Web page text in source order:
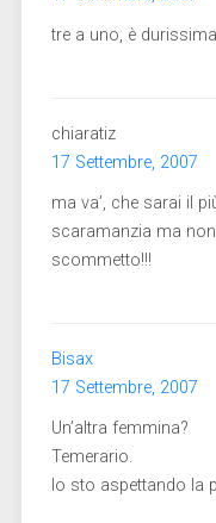
tre a uno, è
chiaratiz
17 Settembre, 2007
ma va’, che sarai il
scaramanzia ma
scommetto!!!
Bisax
17 Settembre, 2007
Un’altra femmina?
Temerario.
Io sto aspettando la